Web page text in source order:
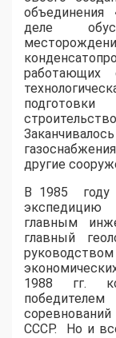
объединения
деле
работающих
другие
В 1985 году
главным
главный
1988 гг.
СССР. Но и